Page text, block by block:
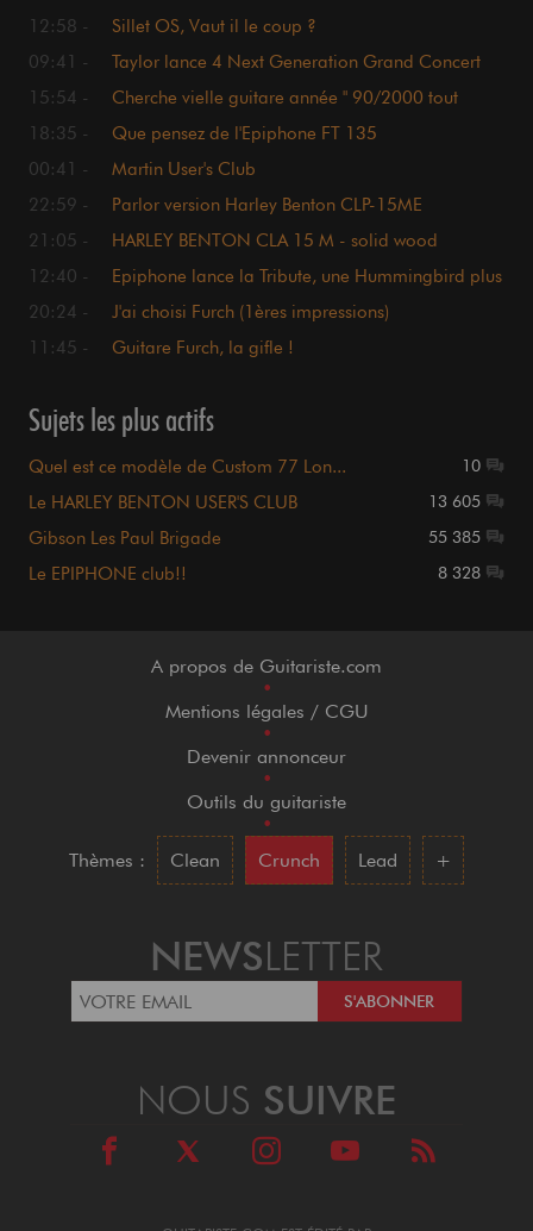
12:58 -
Sillet OS, Vaut il le coup ?
09:41 -
Taylor lance 4 Next Generation Grand Concert
15:54 -
Cherche vielle guitare année " 90/2000 tout
18:35 -
Que pensez de l'Epiphone FT 135
00:41 -
Martin User's Club
22:59 -
Parlor version Harley Benton CLP-15ME
21:05 -
HARLEY BENTON CLA 15 M - solid wood
12:40 -
Epiphone lance la Tribute, une Hummingbird plus
20:24 -
J'ai choisi Furch (1ères impressions)
11:45 -
Guitare Furch, la gifle !
Sujets les plus actifs
Quel est ce modèle de Custom 77 Lon... 10
Le HARLEY BENTON USER'S CLUB 13 605
Gibson Les Paul Brigade 55 385
Le EPIPHONE club!! 8 328
A propos de Guitariste.com
•
Mentions légales / CGU
•
Devenir annonceur
•
Outils du guitariste
•
Thèmes :
Clean Crunch Lead +
NEWSLETTER
NOUS SUIVRE